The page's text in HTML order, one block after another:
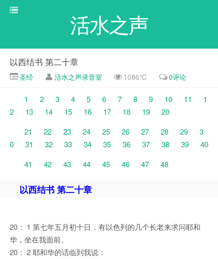
活水之声
以西结书 第二十章
圣经 活水之声录音室 1086℃ 0评论
1 2 3 4 5 6 7 8 9 10 11
1
2
13 14 15 16 17 18 19
20
21
22 23 24 25 26 27 28 29
3
0
31 32 33 34 35 36 37 38 39
40
41
42 43 44 45 46 47 48
以西结书 第二十章
20： 1 第七年五月初十日，有以色列的几个长老来求问耶和
华，坐在我面前。
20： 2 耶和华的话临到我说：